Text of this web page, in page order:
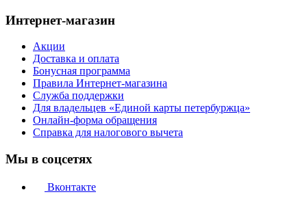
Интернет-магазин
Акции
Доставка и оплата
Бонусная программа
Правила Интернет-магазина
Служба поддержки
Для владельцев «Единой карты петербуржца»
Онлайн-форма обращения
Справка для налогового вычета
Мы в соцсетях
Вконтакте